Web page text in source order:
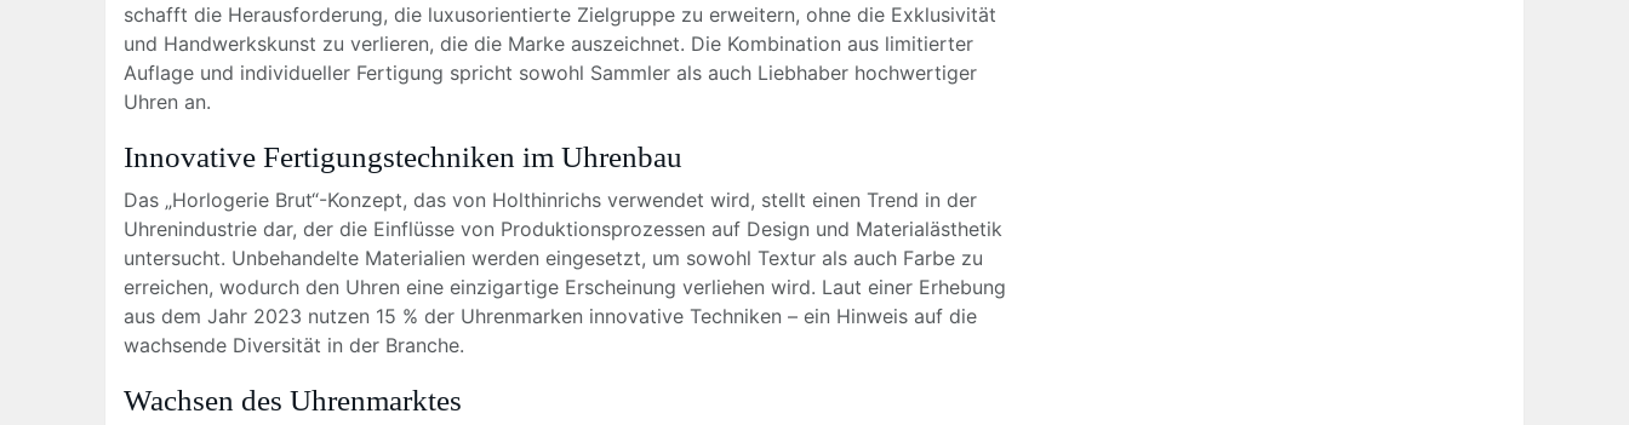
schafft die Herausforderung, die luxusorientierte Zielgruppe zu erweitern, ohne die Exklusivität
und Handwerkskunst zu verlieren, die die Marke auszeichnet. Die Kombination aus limitierter
Auflage und individueller Fertigung spricht sowohl Sammler als auch Liebhaber hochwertiger
Uhren an.
Innovative Fertigungstechniken im Uhrenbau
Das „Horlogerie Brut“-Konzept, das von Holthinrichs verwendet wird, stellt einen Trend in der
Uhrenindustrie dar, der die Einflüsse von Produktionsprozessen auf Design und Materialästhetik
untersucht. Unbehandelte Materialien werden eingesetzt, um sowohl Textur als auch Farbe zu
erreichen, wodurch den Uhren eine einzigartige Erscheinung verliehen wird. Laut einer Erhebung
aus dem Jahr 2023 nutzen 15 % der Uhrenmarken innovative Techniken – ein Hinweis auf die
wachsende Diversität in der Branche.
Wachsen des Uhrenmarktes